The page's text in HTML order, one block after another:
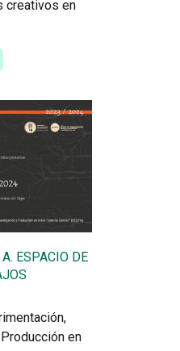
creativos en
ESPACIO DE
en